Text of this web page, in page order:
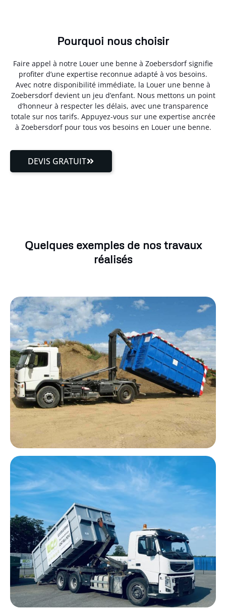
Pourquoi nous choisir
Faire appel à notre Louer une benne à Zoebersdorf signifie
profiter d’une expertise reconnue adapté à vos besoins.
Avec notre disponibilité immédiate, la Louer une benne à
Zoebersdorf devient un jeu d’enfant. Nous mettons un point
d’honneur à respecter les délais, avec une transparence
totale sur nos tarifs. Appuyez-vous sur une expertise ancrée
à Zoebersdorf pour tous vos besoins en Louer une benne.
DEVIS GRATUIT
Quelques exemples de nos travaux
réalisés